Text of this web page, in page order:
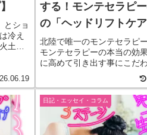
とショ
冷え
土金
と上
戻し
する！モンテセラピ
の「ヘッドリフトケア
北陸で唯一のモンテセラピー
モンテセラピーの本当の効
に高めて引き出す事にこだわ
「若々しく美しい姿を保つ
や、「あなたのリフトアッ
ラを高めます！」健康美の魅
しているブログです
日記・エッセイ・コラム